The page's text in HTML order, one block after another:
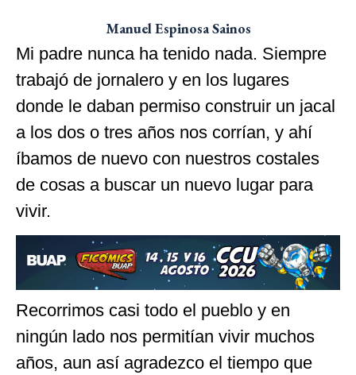
Manuel Espinosa Sainos
Mi padre nunca ha tenido nada. Siempre
trabajó de jornalero y en los lugares
donde le daban permiso construir un jacal
a los dos o tres años nos corrían, y ahí
íbamos de nuevo con nuestros costales
de cosas a buscar un nuevo lugar para
vivir.
Recorrimos casi todo el pueblo y en
ningún lado nos permitían vivir muchos
años, aun así agradezco el tiempo que